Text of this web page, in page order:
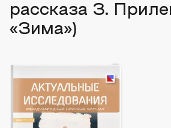
рассказа З.
«Зима»)